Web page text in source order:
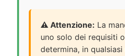
⚠️ Attenzione: La
uno solo dei requisiti
determina, in